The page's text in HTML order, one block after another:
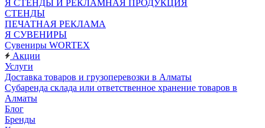
Я СТЕНДЫ И РЕКЛАМНАЯ ПРОДУКЦИЯ
СТЕНДЫ
ПЕЧАТНАЯ РЕКЛАМА
Я СУВЕНИРЫ
Сувениры WORTEX
Акции
Услуги
Доставка товаров и грузоперевозки в Алматы
Субаренда склада или ответственное хранение товаров в
Алматы
Блог
Бренды